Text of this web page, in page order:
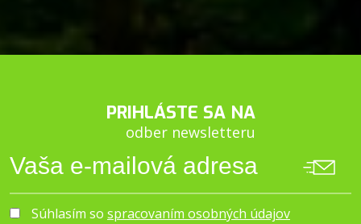
PRIHLÁSTE SA NA
odber newsletteru
Súhlasím so spracovaním osobných údajov